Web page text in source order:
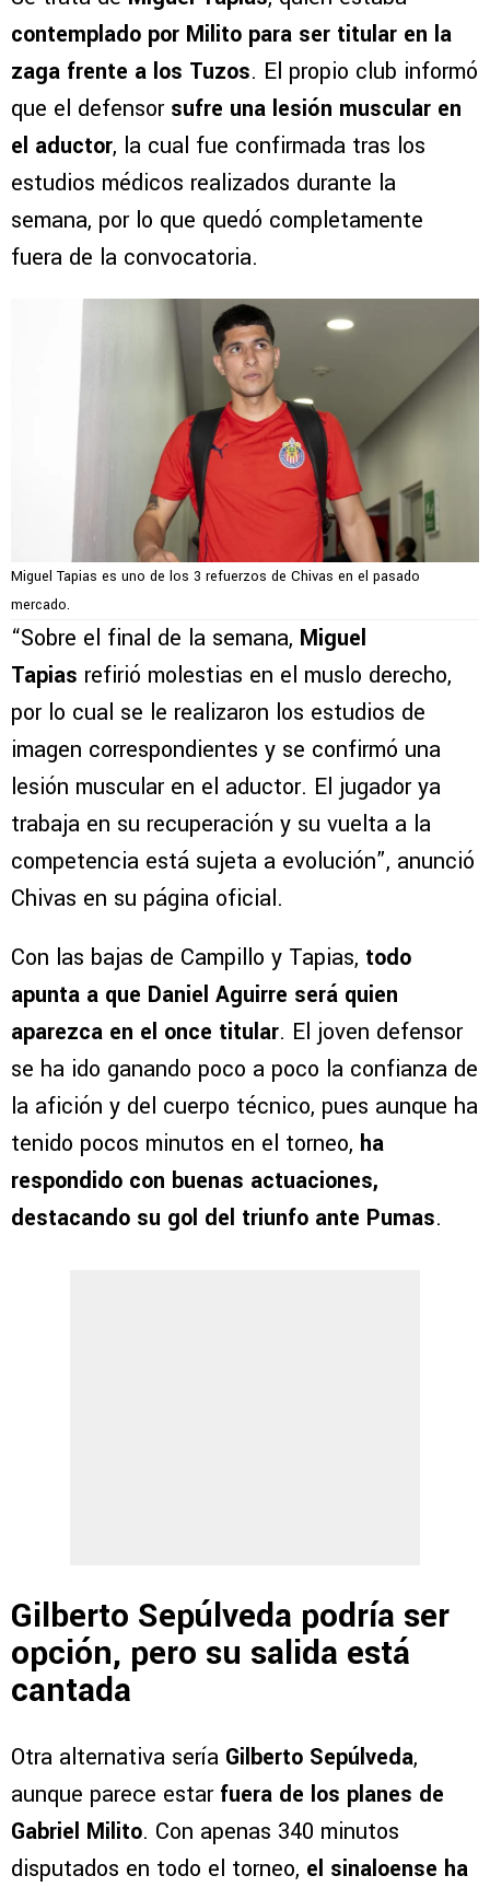
contemplado por Milito para ser titular en la
zaga frente a los Tuzos. El propio club informó
que el defensor sufre una lesión muscular en
el aductor, la cual fue confirmada tras los
estudios médicos realizados durante la
semana, por lo que quedó completamente
fuera de la convocatoria.
Miguel Tapias es uno de los 3 refuerzos de Chivas en el pasado
mercado.
“Sobre el final de la semana, Miguel
Tapias refirió molestias en el muslo derecho,
por lo cual se le realizaron los estudios de
imagen correspondientes y se confirmó una
lesión muscular en el aductor. El jugador ya
trabaja en su recuperación y su vuelta a la
competencia está sujeta a evolución”, anunció
Chivas en su página oficial.
Con las bajas de Campillo y Tapias, todo
apunta a que Daniel Aguirre será quien
aparezca en el once titular. El joven defensor
se ha ido ganando poco a poco la confianza de
la afición y del cuerpo técnico, pues aunque ha
tenido pocos minutos en el torneo, ha
respondido con buenas actuaciones,
destacando su gol del triunfo ante Pumas.
Gilberto Sepúlveda podría ser
opción, pero su salida está
cantada
Otra alternativa sería Gilberto Sepúlveda,
aunque parece estar fuera de los planes de
Gabriel Milito. Con apenas 340 minutos
disputados en todo el torneo, el sinaloense ha